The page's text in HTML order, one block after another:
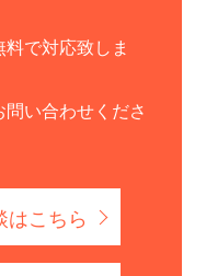
で対応致しま
い合わせくださ
はこちら